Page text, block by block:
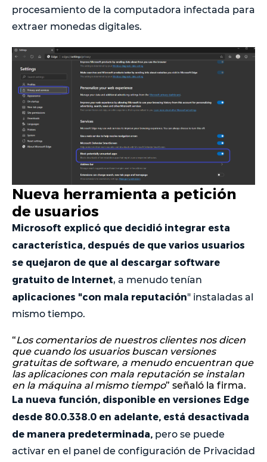
procesamiento de la computadora infectada para
extraer monedas digitales.
Nueva herramienta a petición
de usuarios
Microsoft explicó que decidió integrar esta
característica, después de que varios usuarios
se quejaron de que al descargar software
gratuito de Internet, a menudo tenían
aplicaciones "con mala reputación" instaladas al
mismo tiempo.
“Los comentarios de nuestros clientes nos dicen
que cuando los usuarios buscan versiones
gratuitas de software, a menudo encuentran que
las aplicaciones con mala reputación se instalan
en la máquina al mismo tiempo” señaló la firma.
La nueva función, disponible en versiones Edge
desde 80.0.338.0 en adelante, está desactivada
de manera predeterminada, pero se puede
activar en el panel de configuración de Privacidad